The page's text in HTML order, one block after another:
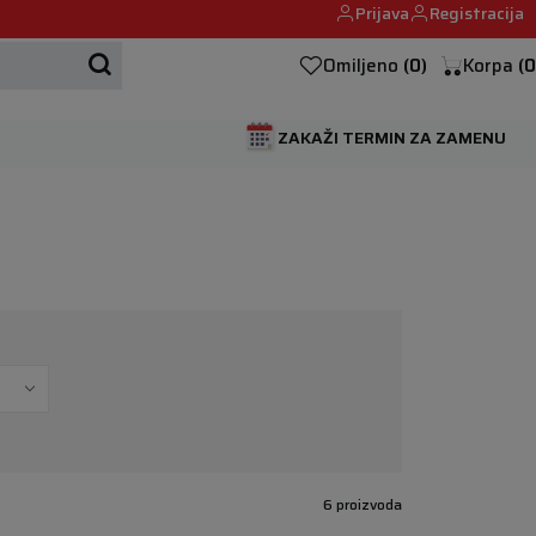
Mehanika automobila u Beogumu.
Prijava
Registracija
Omiljeno (0) Korpa (0
ZAKAŽI TERMIN ZA ZAMENU
6 proizvoda